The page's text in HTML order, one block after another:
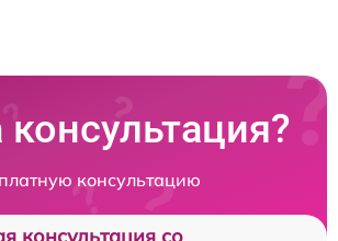
консультацию
консультация со